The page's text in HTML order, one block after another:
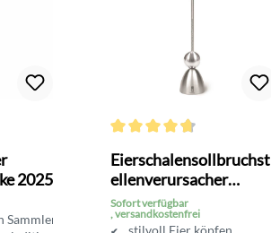
2025
Eierschalensollbruchst
ellenverursacher
Gummikopf
Sofort verfügbar
, versandkostenfrei
stilvoll Eier köpfen